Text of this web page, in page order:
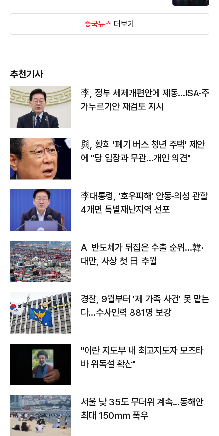
중국뉴스 더보기
추천기사
李, 정부 세제개편안에 제동…ISA·주
가누르기안 재검토 지시
與, 황희 '폐기 버스 청년 주택' 제안
에 "당 입장과 무관…개인 의견"
李대통령, '호우피해' 안동·의성 관할
4개면 특별재난지역 선포
AI 반도체가 뒤집은 수출 순위…韓·
대만, 사상 첫 日 추월
경찰, 9월부터 '제 가족 사건' 못 맡는
다…수사인력 881명 보강
"이란 지도부 내 최고지도자 모즈타
바 위독설 확산"
서울 낮 35도 무더위 계속…동해안
최대 150㎜ 폭우